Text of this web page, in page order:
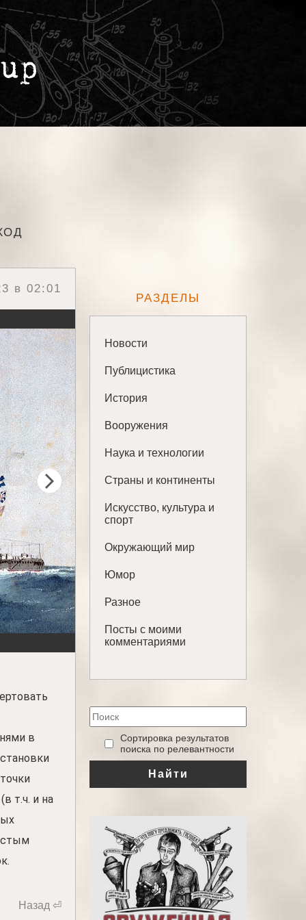
в 02:01
в
т.ч. и на
Назад ⏎
РАЗДЕЛЫ
Новости
Публицистика
История
Вооружения
Наука и технологии
Страны и континенты
Искусство, культура и
спорт
Окружающий мир
Юмор
Разное
Посты с моими
комментариями
‎Сортировка результатов
поиска по релевантности
Найти